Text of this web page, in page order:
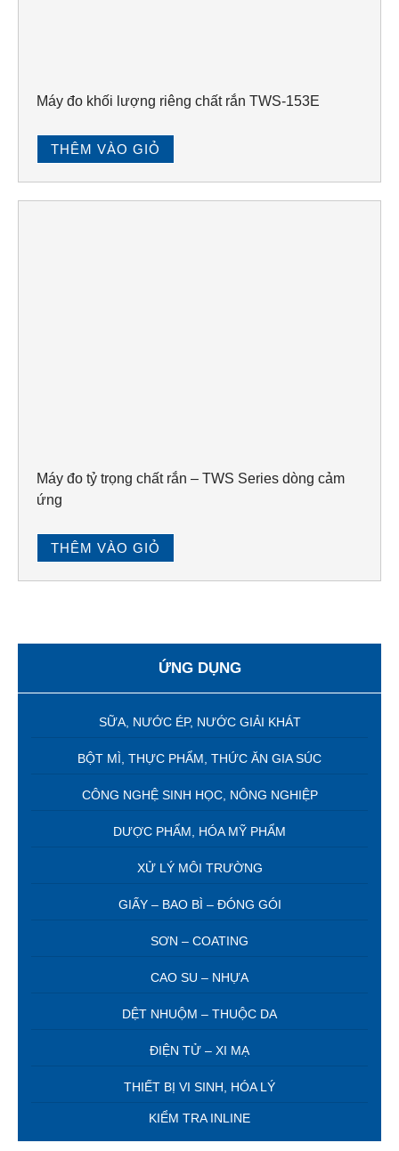
Máy đo khối lượng riêng chất rắn TWS-153E
THÊM VÀO GIỎ
Máy đo tỷ trọng chất rắn – TWS Series dòng cảm
ứng
THÊM VÀO GIỎ
ỨNG DỤNG
SỮA, NƯỚC ÉP, NƯỚC GIẢI KHÁT
BỘT MÌ, THỰC PHẨM, THỨC ĂN GIA SÚC
CÔNG NGHỆ SINH HỌC, NÔNG NGHIỆP
DƯỢC PHẨM, HÓA MỸ PHẨM
XỬ LÝ MÔI TRƯỜNG
GIẤY – BAO BÌ – ĐÓNG GÓI
SƠN – COATING
CAO SU – NHỰA
DỆT NHUỘM – THUỘC DA
ĐIỆN TỬ – XI MẠ
THIẾT BỊ VI SINH, HÓA LÝ
KIỂM TRA INLINE